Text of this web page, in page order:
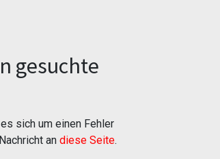
gesuchte
sich um einen Fehler
an diese Seite.